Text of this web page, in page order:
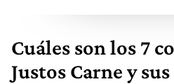
Cuáles son los 7
Justos Carne y